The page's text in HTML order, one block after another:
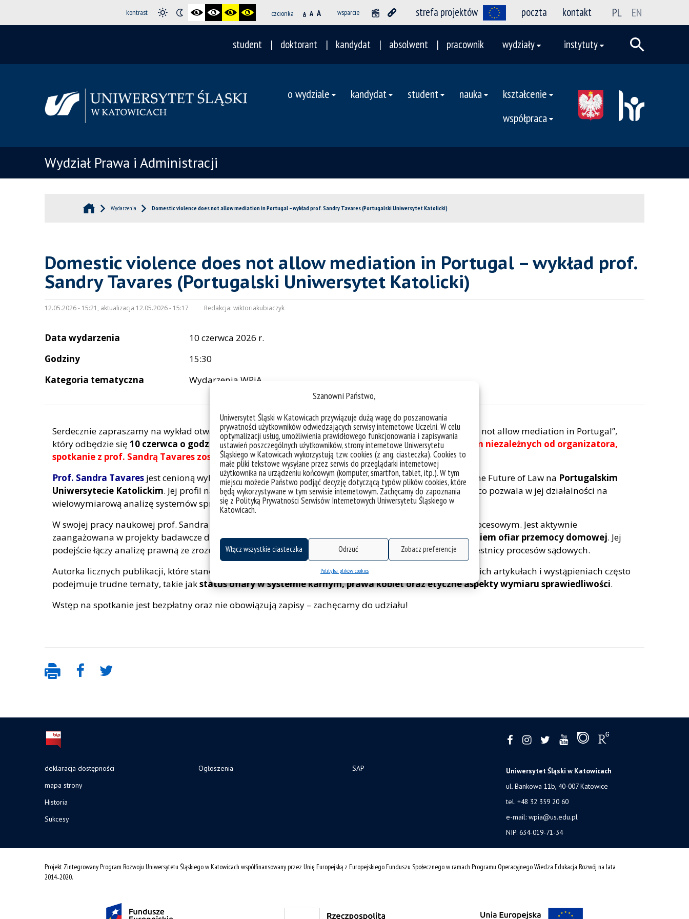
Szanowni Państwo,
Uniwersytet Śląski w Katowicach przywiązuje dużą wagę do poszanowania
prywatności użytkowników odwiedzających serwisy internetowe Uczelni. W celu
optymalizacji usług, umożliwienia prawidłowego funkcjonowania i zapisywania
ustawień poszczególnych użytkowników, strony internetowe Uniwersytetu
Śląskiego w Katowicach wykorzystują tzw. cookies (z ang. ciasteczka). Cookies to
małe pliki tekstowe wysyłane przez serwis do przeglądarki internetowej
użytkownika na urządzeniu końcowym (komputer, smartfon, tablet, itp.). W tym
miejscu możecie Państwo podjąć decyzję dotyczącą typów plików cookies, które
będą wykorzystywane w tym serwisie internetowym. Zachęcamy do zapoznania
się z Polityką Prywatności Serwisów Internetowych Uniwersytetu Śląskiego w
Katowicach.
Włącz wszystkie ciasteczka Odrzuć Zobacz preferencje
Polityka plików cookies
kontrast czcionka A A A wsparcie strefa projektów poczta kontakt PL EN
student doktorant kandydat absolwent pracownik wydziały instytuty
o wydziale kandydat student nauka
kształcenie
współpraca
Wydział Prawa i Administracji
Wydarzenia Domestic violence does not allow mediation in Portugal – wykład prof. Sandry Tavares (Portugalski Uniwersytet Katolicki)
Domestic violence does not allow mediation in Portugal – wykład prof.
Sandry Tavares (Portugalski Uniwersytet Katolicki)
12.05.2026 - 15:21, aktualizacja 12.05.2026 - 15:17 Redakcja: wiktoriakubiaczyk
Data wydarzenia
10 czerwca 2026 r.
Godziny
15:30
Kategoria tematyczna
Wydarzenia WPiA
Serdecznie zapraszamy na wykład otwarty z udziałemprof. Sandry Tavaresnt. „Domestic violence does not allow mediation in Portugal”,
który odbędzie się 10 czerwca o godz. 15.30 w sali 1.4[Uwaga: uprzejmie informujemy, że z przyczyn niezależnych od organizatora,
spotkanie z prof. Sandrą Tavares zostałoodwołane. Przepraszamy za niedogodności]
Prof. Sandra Tavares jest cenioną wykładowczynią i badaczką związaną z Católica Research Centre for the Future of Law na Portugalskim
Uniwersytecie Katolickim. Jej profil naukowy wyróżnia sięcennym połączeniem prawa i psychologii
, co pozwala w jej działalności na
wielowymiarową analizę systemów sprawiedliwości.
W swojej pracy naukowej prof. Sandra Tavares koncentruje się przede wszystkim na prawie karnym i procesowym. Jest aktywnie
zaangażowana w projekty badawcze dotyczące ochrony grup wrażliwych,ze szczególnym uwzględnieniem ofiar przemocy domowej. Jej
podejście łączy analizę prawną ze zrozumieniem psychologicznych mechanizmów, jakim podlegają uczestnicy procesów sądowych.
Autorka licznych publikacji, które stanowią istotny punkt odniesienia dla prawników w Portugalii. W swoich artykułach i wystąpieniach często
podejmuje trudne tematy, takie jakstatus ofiary w systemie karnym, prawa kobiet oraz etyczne aspekty wymiaru sprawiedliwości.
Wstęp na spotkanie jest bezpłatny oraz nie obowiązują zapisy – zachęcamy do udziału!
deklaracja dostępności
mapa strony
Historia
Sukcesy
Ogłoszenia SAP
Uniwersytet Śląski w Katowicach
ul. Bankowa 11b, 40-007 Katowice
tel. +48 32 359 20 60
e-mail: wpia@us.edu.pl
NIP: 634-019-71-34
Projekt Zintegrowany Program Rozwoju Uniwersytetu Śląskiego w Katowicach współfinansowany przez Unię Europejską z Europejskiego Funduszu Społecznego w ramach Programu Operacyjnego Wiedza Edukacja Rozwój na lata
2014˗2020.